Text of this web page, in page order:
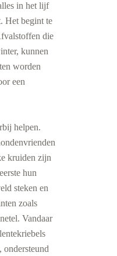
in het lijf
Het begint te
die
kunnen
worden
een
helpen.
kruiden zijn
hun
steken en
zoals
Vandaar
ondersteund